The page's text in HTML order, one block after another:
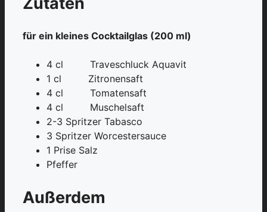
für ein kleines Cocktailglas (200 ml)
4 cl Traveschluck Aquavit
1 cl Zitronensaft
4 cl Tomatensaft
4 cl Muschelsaft
2-3 Spritzer Tabasco
3 Spritzer Worcestersauce
1 Prise Salz
Pfeffer
Außerdem